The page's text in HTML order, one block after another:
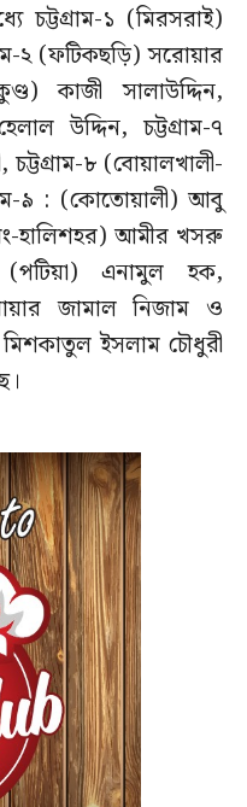
চট্টগ্রাম-১ (মিরসরাই)
২ (ফটিকছড়ি) সরোয়ার
কাজী সালাউদ্দিন,
উদ্দিন, চট্টগ্রাম-৭
চট্টগ্রাম-৮ (বোয়ালখালী-
৯ : (কোতোয়ালী) আবু
হালিশহর) আমীর খসরু
(পটিয়া) এনামুল হক,
জামাল নিজাম ও
ইসলাম চৌধুরী